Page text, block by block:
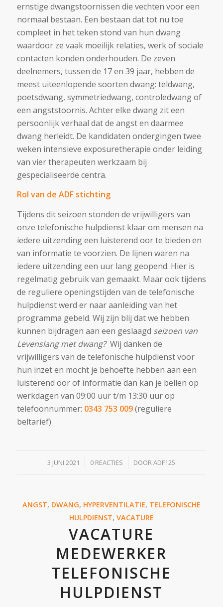
ernstige dwangstoornissen die vechten voor een
normaal bestaan. Een bestaan dat tot nu toe
compleet in het teken stond van hun dwang
waardoor ze vaak moeilijk relaties, werk of sociale
contacten konden onderhouden. De zeven
deelnemers, tussen de 17 en 39 jaar, hebben de
meest uiteenlopende soorten dwang: teldwang,
poetsdwang, symmetriedwang, controledwang of
een angststoornis. Achter elke dwang zit een
persoonlijk verhaal dat de angst en daarmee
dwang herleidt. De kandidaten ondergingen twee
weken intensieve exposuretherapie onder leiding
van vier therapeuten werkzaam bij
gespecialiseerde centra.
Rol van de ADF stichting
Tijdens dit seizoen stonden de vrijwilligers van
onze telefonische hulpdienst klaar om mensen na
iedere uitzending een luisterend oor te bieden en
van informatie te voorzien. De lijnen waren na
iedere uitzending een uur lang geopend. Hier is
regelmatig gebruik van gemaakt. Maar ook tijdens
de reguliere openingstijden van de telefonische
hulpdienst werd er naar aanleiding van het
programma gebeld. Wij zijn blij dat we hebben
kunnen bijdragen aan een geslaagd seizoen van
Levenslang met dwang? Wij danken de
vrijwilligers van de telefonische hulpdienst voor
hun inzet en mocht je behoefte hebben aan een
luisterend oor of informatie dan kan je bellen op
werkdagen van 09:00 uur t/m 13:30 uur op
telefoonnummer: 0343 753 009(reguliere
beltarief)
3 JUNI 2021
/ 0 REACTIES
/ DOORADF125
ANGST, DWANG, HYPERVENTILATIE, TELEFONISCHE
HULPDIENST, VACATURE
VACATURE
MEDEWERKER
TELEFONISCHE
HULPDIENST